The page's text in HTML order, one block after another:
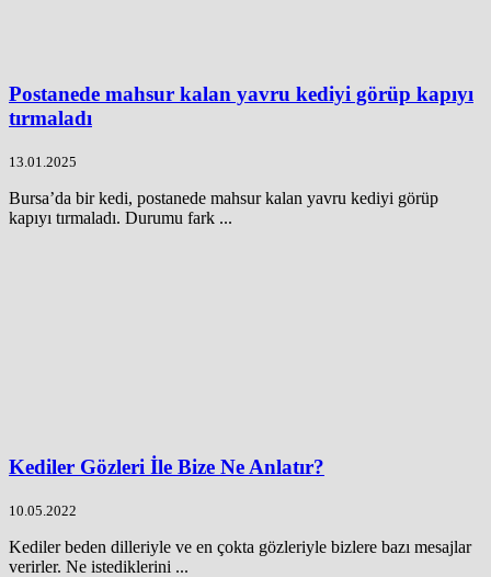
Postanede mahsur kalan yavru kediyi görüp kapıyı
tırmaladı
13.01.2025
Bursa’da bir kedi, postanede mahsur kalan yavru kediyi görüp
kapıyı tırmaladı. Durumu fark ...
Kediler Gözleri İle Bize Ne Anlatır?
10.05.2022
Kediler beden dilleriyle ve en çokta gözleriyle bizlere bazı mesajlar
verirler. Ne istediklerini ...